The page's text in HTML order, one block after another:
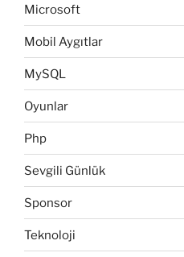
Microsoft
Mobil Aygıtlar
MySQL
Oyunlar
Php
Sevgili Günlük
Sponsor
Teknoloji